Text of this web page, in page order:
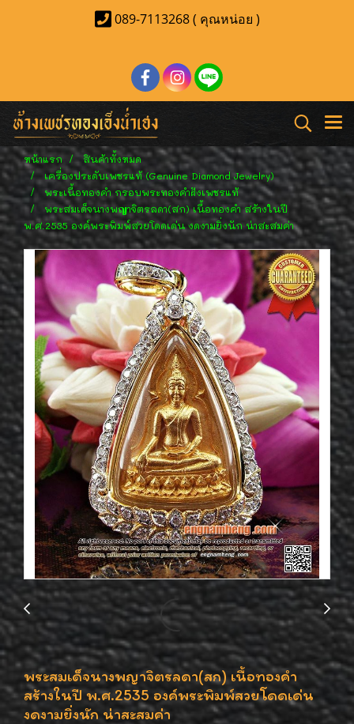
089-7113268 ( คุณหน่อย )
หน้าแรก
สินค้าทั้งหมด
เครื่องประดับเพชรแท้ (Genuine Diamond Jewelry)
พระเนื้อทองคำ กรอบพระทองคำฝังเพชรแท้
พระสมเด็จนางพญาจิตรลดา(สก) เนื้อทองคำ สร้างในปี
พ.ศ.2535 องค์พระพิมพ์สวยโดดเด่น งดงามยิ่งนัก น่าสะสมค่า
พระสมเด็จนางพญาจิตรลดา(สก) เนื้อทองคำ
สร้างในปี พ.ศ.2535 องค์พระพิมพ์สวยโดดเด่น
งดงามยิ่งนัก น่าสะสมค่า